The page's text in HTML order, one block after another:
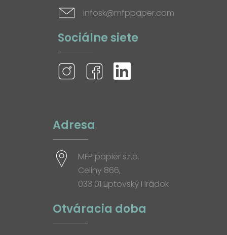
infosk@mfppaper.com
Sociálne siete
Adresa
MFP papier s.r.o.
Celiny 866,
033 01 Liptovský Hrádok
Otváracia doba